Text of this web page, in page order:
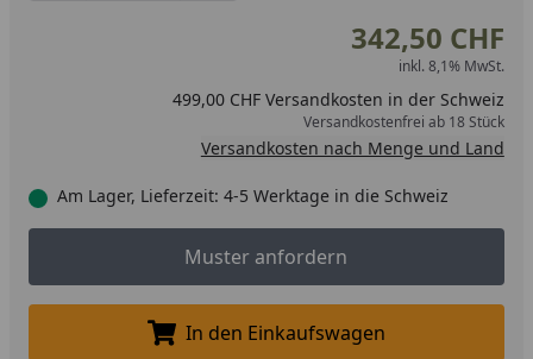
342,50 CHF
inkl. 8,1% MwSt.
499,00 CHF Versandkosten in der Schweiz
Versandkostenfrei ab 18 Stück
Versandkosten nach Menge und Land
Am Lager, Lieferzeit: 4-5 Werktage in die Schweiz
Muster anfordern
Muster anfordern
In den Einkaufswagen legen
In den Einkaufswagen